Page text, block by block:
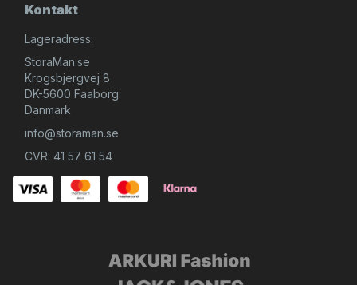
Kontakt
Lageradress:
StoraMan.se
Krogsbjergvej 8
DK-5600 Faaborg
Danmark
info@storaman.se
CVR: 41 57 61 54